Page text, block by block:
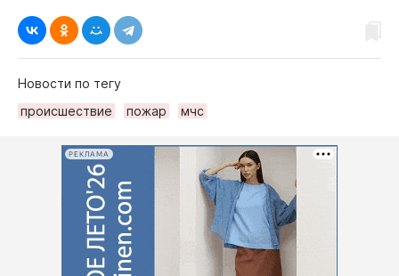
Новости по тегу
происшествие
пожар мчс
РЕКЛАМА